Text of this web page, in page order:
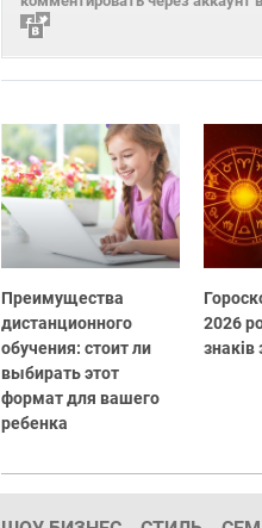
Преимущества
дистанционного
обучения: стоит ли
выбирать этот
формат для вашего
ребенка
2026
знаків